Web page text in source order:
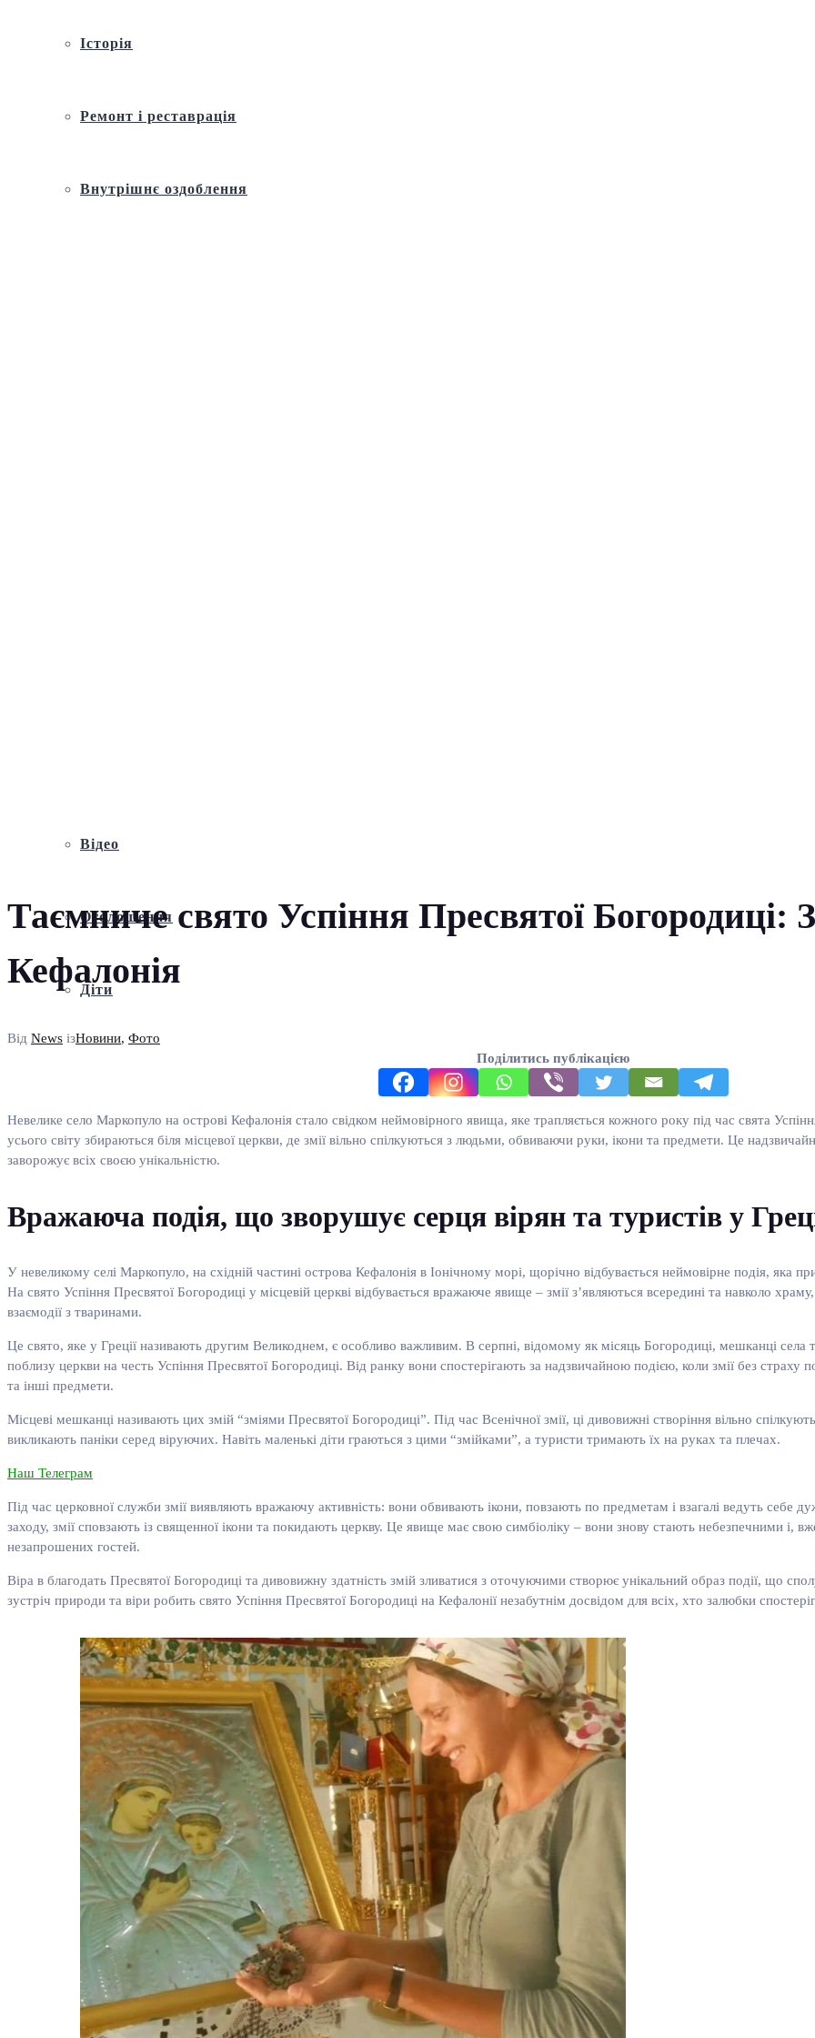
Історія
Ремонт і реставрація
Внутрішнє оздоблення
Відео
Оголошення
Діти
Таємниче свято Успіння Пресвятої Богородиці:
Кефалонія
Від News ізНовини, Фото
Поділитись публікацією
Невелике село Маркопуло на острові Кефалонія стало свідком неймовірного явища, яке трапляється кожного року під час свята
усього світу збираються біля місцевої церкви, де змії вільно спілкуються з людьми, обвиваючи руки, ікони та предмети. Це
заворожує всіх своєю унікальністю.
Вражаюча подія, що зворушує серця вірян та туристів у
У невеликому селі Маркопуло, на східній частині острова Кефалонія в Іонічному морі, щорічно відбувається неймовірне подія, яка
На свято Успіння Пресвятої Богородиці у місцевій церкві відбувається вражаюче явище – змії з’являються всередині та навколо
взаємодії з тваринами.
Це свято, яке у Греції називають другим Великоднем, є особливо важливим. В серпні, відомому як місяць Богородиці, мешканці села
поблизу церкви на честь Успіння Пресвятої Богородиці. Від ранку вони спостерігають за надзвичайною подією, коли змії без страху
та інші предмети.
Місцеві мешканці називають цих змій “зміями Пресвятої Богородиці”. Під час Всенічної змії, ці дивовижні створіння вільно
викликають паніки серед віруючих. Навіть маленькі діти граються з цими “змійками”, а туристи тримають їх на руках та плечах.
Наш Телеграм
Під час церковної служби змії виявляють вражаючу активність: вони обвивають ікони, повзають по предметам і взагалі ведуть себе
заходу, змії сповзають із священної ікони та покидають церкву. Це явище має свою симбіоліку – вони знову стають небезпечними
незапрошених гостей.
Віра в благодать Пресвятої Богородиці та дивовижну здатність змій зливатися з оточуючими створює унікальний образ події, що
зустріч природи та віри робить свято Успіння Пресвятої Богородиці на Кефалонії незабутнім досвідом для всіх, хто залюбки